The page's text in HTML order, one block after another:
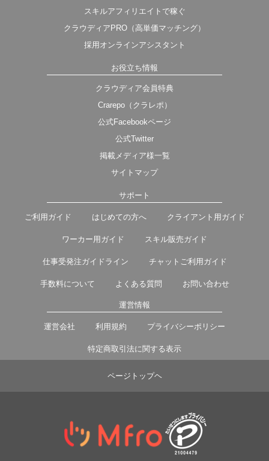
スキルアフィリエイトで稼ぐ
クラウディアPRO（高単価マッチング）
採用オンラインアシスタント
お役立ち情報
クラウディア会員特典
Crarepo（クラレポ）
公式Facebookページ
公式Twitter
掲載メディア様一覧
サイトマップ
サポート
ご利用ガイド はじめての方へ クライアント用ガイド
ワーカー用ガイド スキル販売ガイド
仕事受発注ガイドライン チャットご利用ガイド
手数料について よくある質問 お問い合わせ
運営情報
運営会社 利用規約 プライバシーポリシー
特定商取引法に関する表示
ページトップヘ